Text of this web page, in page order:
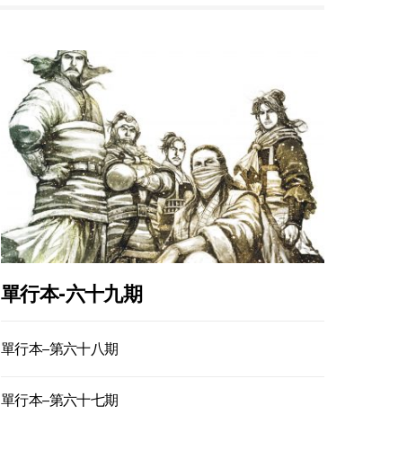
單行本-六十九期
單行本–第六十八期
單行本–第六十七期